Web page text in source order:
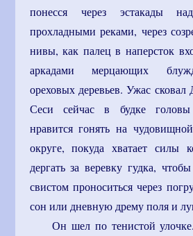
понесся через эстакады
прохладными реками, через
нивы, как палец в наперсток
аркадами мерцающих
ореховых деревьев. Ужас
Сеси сейчас в будке
нравится гонять на
округе, покуда хватает силы
дергать за веревку гудка,
свистом проноситься через
сон или дневную дрему поля и
Он шел по тенистой